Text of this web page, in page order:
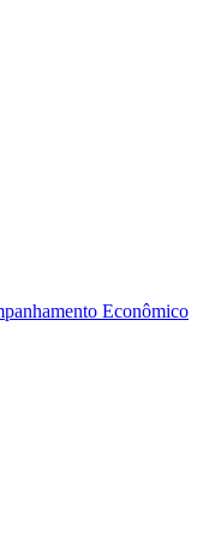
Econômico